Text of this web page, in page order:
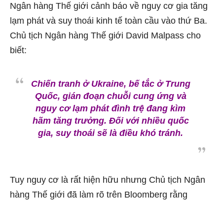
Ngân hàng Thế giới cảnh báo về nguy cơ gia tăng
lạm phát và suy thoái kinh tế toàn cầu vào thứ Ba.
Chủ tịch Ngân hàng Thế giới David Malpass cho
biết:
Chiến tranh ở Ukraine, bế tắc ở Trung
Quốc, gián đoạn chuỗi cung ứng và
nguy cơ lạm phát đình trệ đang kìm
hãm tăng trưởng. Đối với nhiều quốc
gia, suy thoái sẽ là điều khó tránh.
Tuy nguy cơ là rất hiện hữu nhưng Chủ tịch Ngân
hàng Thế giới đã làm rõ trên Bloomberg rằng